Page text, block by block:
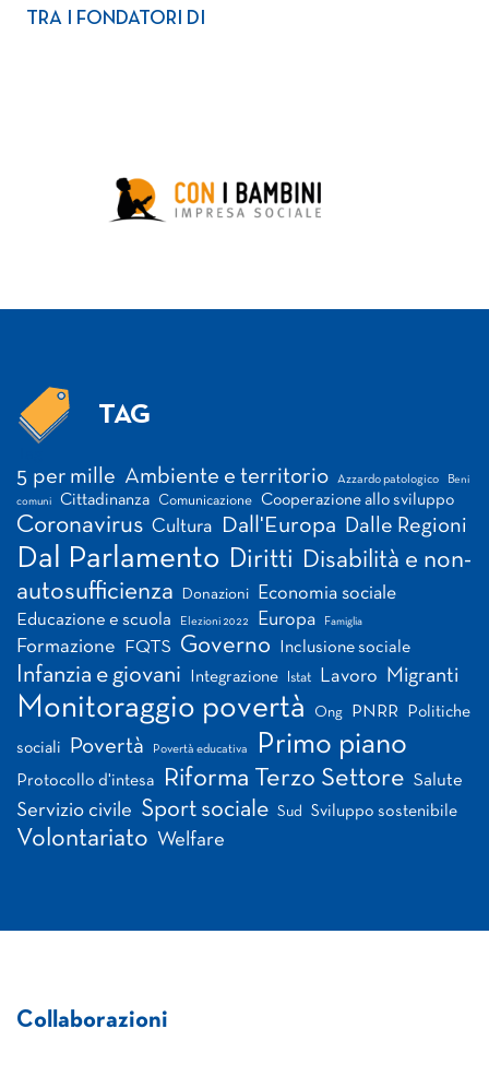
TRA I FONDATORI DI
TAG
5 per mille Ambiente e territorio Azzardo patologico Beni
comuni Cittadinanza Comunicazione Cooperazione allo sviluppo
Coronavirus Cultura Dall'Europa Dalle Regioni
Dal Parlamento Diritti Disabilità e non-
autosufficienza
Donazioni Economia sociale
Educazione e scuola Elezioni 2022 Europa Famiglia
Formazione FQTS Governo Inclusione sociale
Infanzia e giovani Integrazione Istat Lavoro Migranti
Monitoraggio povertà Ong PNRR Politiche
sociali Povertà Povertà educativa Primo piano
Protocollo d'intesa Riforma Terzo Settore Salute
Servizio civile Sport sociale Sud Sviluppo sostenibile
Volontariato Welfare
Collaborazioni